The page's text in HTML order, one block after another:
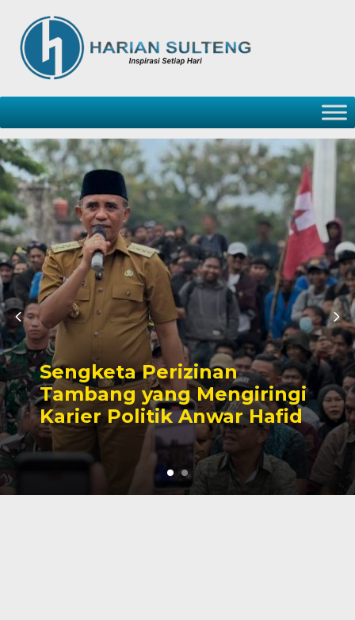
Sengketa Perizinan
Tambang yang Mengiringi
Karier Politik Anwar Hafid